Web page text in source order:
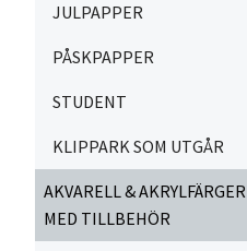
JULPAPPER
PÅSKPAPPER
STUDENT
KLIPPARK SOM UTGÅR
AKVARELL & AKRYLFÄRGER
MED TILLBEHÖR